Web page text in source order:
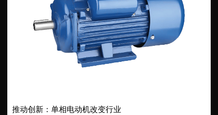
推动创新：单相电动机改变行业